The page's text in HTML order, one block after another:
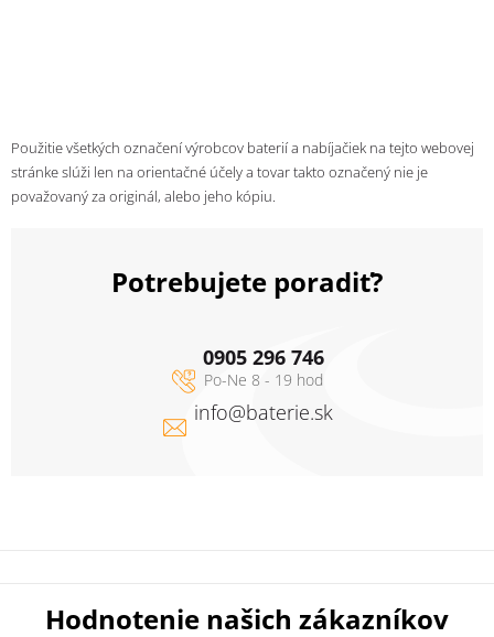
Použitie všetkých označení výrobcov baterií a nabíjačiek na tejto webovej
stránke slúži len na orientačné účely a tovar takto označený nie je
považovaný za originál, alebo jeho kópiu.
Potrebujete poradiť?
info@baterie.sk
0905 296 746
Hodnotenie našich zákazníkov